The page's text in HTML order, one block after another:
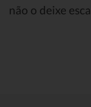
não o deixe